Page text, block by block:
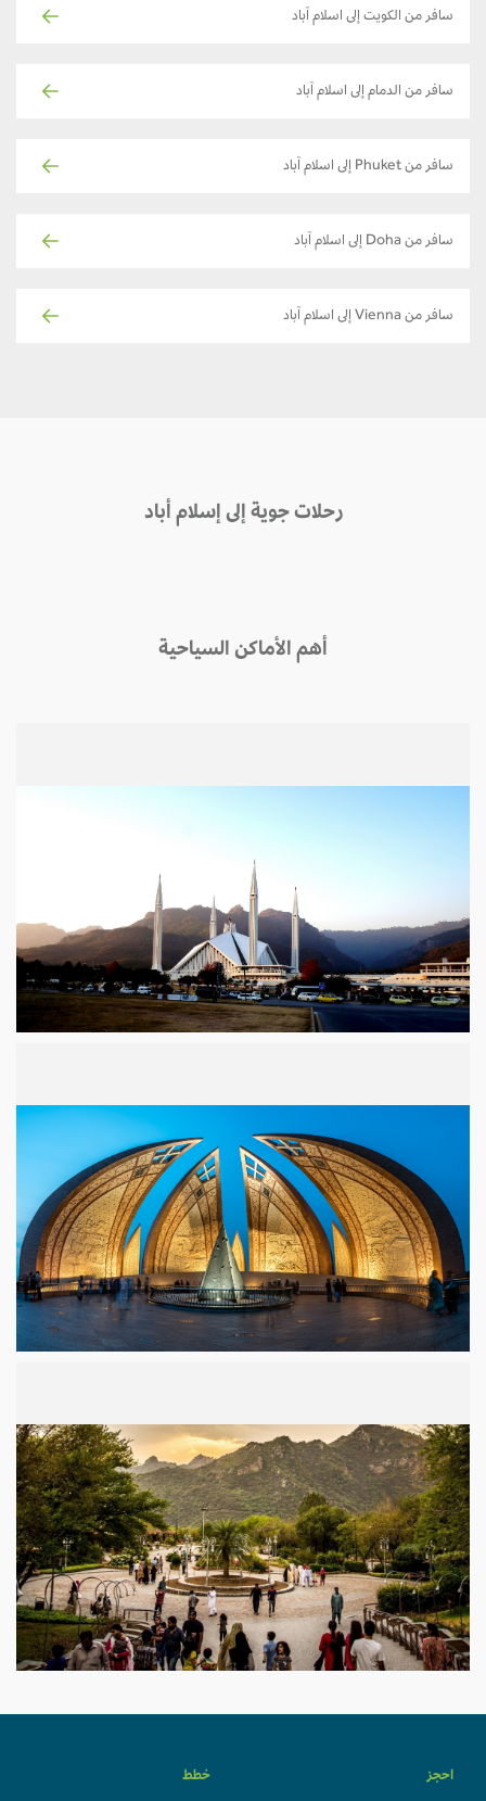
سافر من الكويت إلى اسلام آباد
سافر من الدمام إلى اسلام آباد
سافر من Phuket إلى اسلام آباد
سافر من Doha إلى اسلام آباد
سافر من Vienna إلى اسلام آباد
رحلات جوية إلى إسلام أباد
أهم الأماكن السياحية
احجز خطط